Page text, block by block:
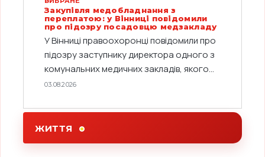
Закупівля медобладнання з
переплатою: у Вінниці повідомили
про підозру посадовцю медзакладу
У Вінниці правоохоронці повідомили про
підозру заступнику директора одного з
комунальних медичних закладів, якого...
03.08.2026
ЖИТТЯ